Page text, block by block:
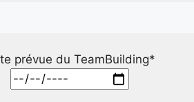
prévue du TeamBuilding*